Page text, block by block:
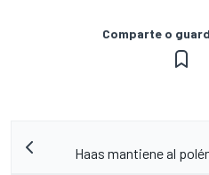
Comparte o
Haas mantiene al